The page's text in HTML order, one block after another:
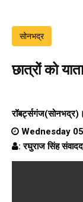
सोनभद्र
छात्रों को
रॉबर्ट्सगंज(सोनभद्र)।
Wednesday
: रघुराज सिंह